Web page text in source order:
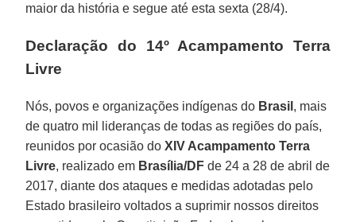
maior da história e segue até esta sexta (28/4).
Declaração do 14º Acampamento Terra
Livre
Nós, povos e organizações indígenas do Brasil , mais
de quatro mil lideranças de todas as regiões do país,
reunidos por ocasião doXIV Acampamento Terra
Livre, realizado em Brasília/DF de 24 a 28 de abril de
2017, diante dos ataques e medidas adotadas pelo
Estado brasileiro voltados a suprimir nossos direitos